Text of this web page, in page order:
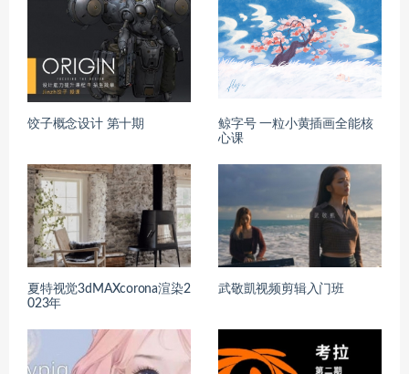
饺子概念设计 第十期
鲸字号 一粒小黄插画全能核
心课
夏特视觉3dMAXcorona渲染2
023年
武敬凱视频剪辑入门班